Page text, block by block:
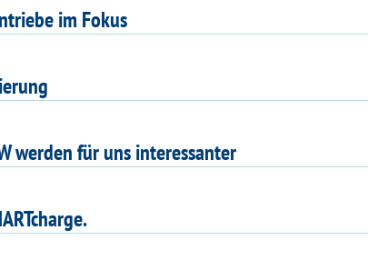
im Fokus
werden für uns interessanter